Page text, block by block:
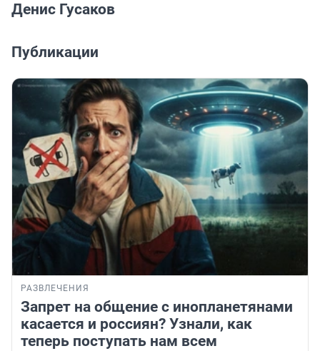
Денис Гусаков
Публикации
РАЗВЛЕЧЕНИЯ
Запрет на общение с инопланетянами
касается и россиян? Узнали, как
теперь поступать нам всем